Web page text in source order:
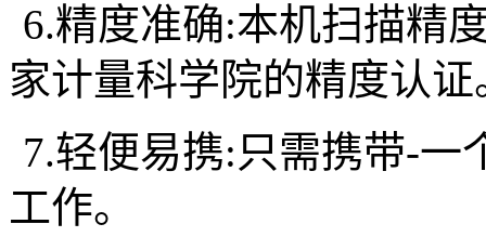
6.精度准确:本机扫描精
家计量科学院的精度认证
7.轻便易携: 只需携带-一
工作。